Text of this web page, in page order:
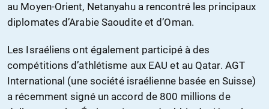
au Moyen-Orient, Netanyahu a rencontré les principaux
diplomates d’Arabie Saoudite et d’Oman.
Les Israéliens ont également participé à des
compétitions d’athlétisme aux EAU et au Qatar. AGT
International (une société israélienne basée en Suisse)
a récemment signé un accord de 800 millions de